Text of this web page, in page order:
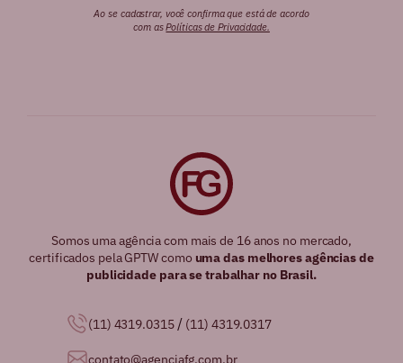
Somos uma agência com mais de 16 anos no mercado,
certificados pela GPTW como uma das melhores agências de
publicidade para se trabalhar no Brasil.
(11) 4319.0315 / (11) 4319.0317
contato@agenciafg.com.br
Ao se cadastrar, você confirma que está de acordo
com asPolíticas de Privacidade.